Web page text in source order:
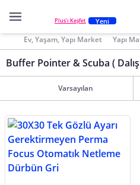
Plus'ı Keşfet Yeni
Ev, Yaşam, Yapı Market Yapı
Buffer Pointer & Scuba (
Varsayılan